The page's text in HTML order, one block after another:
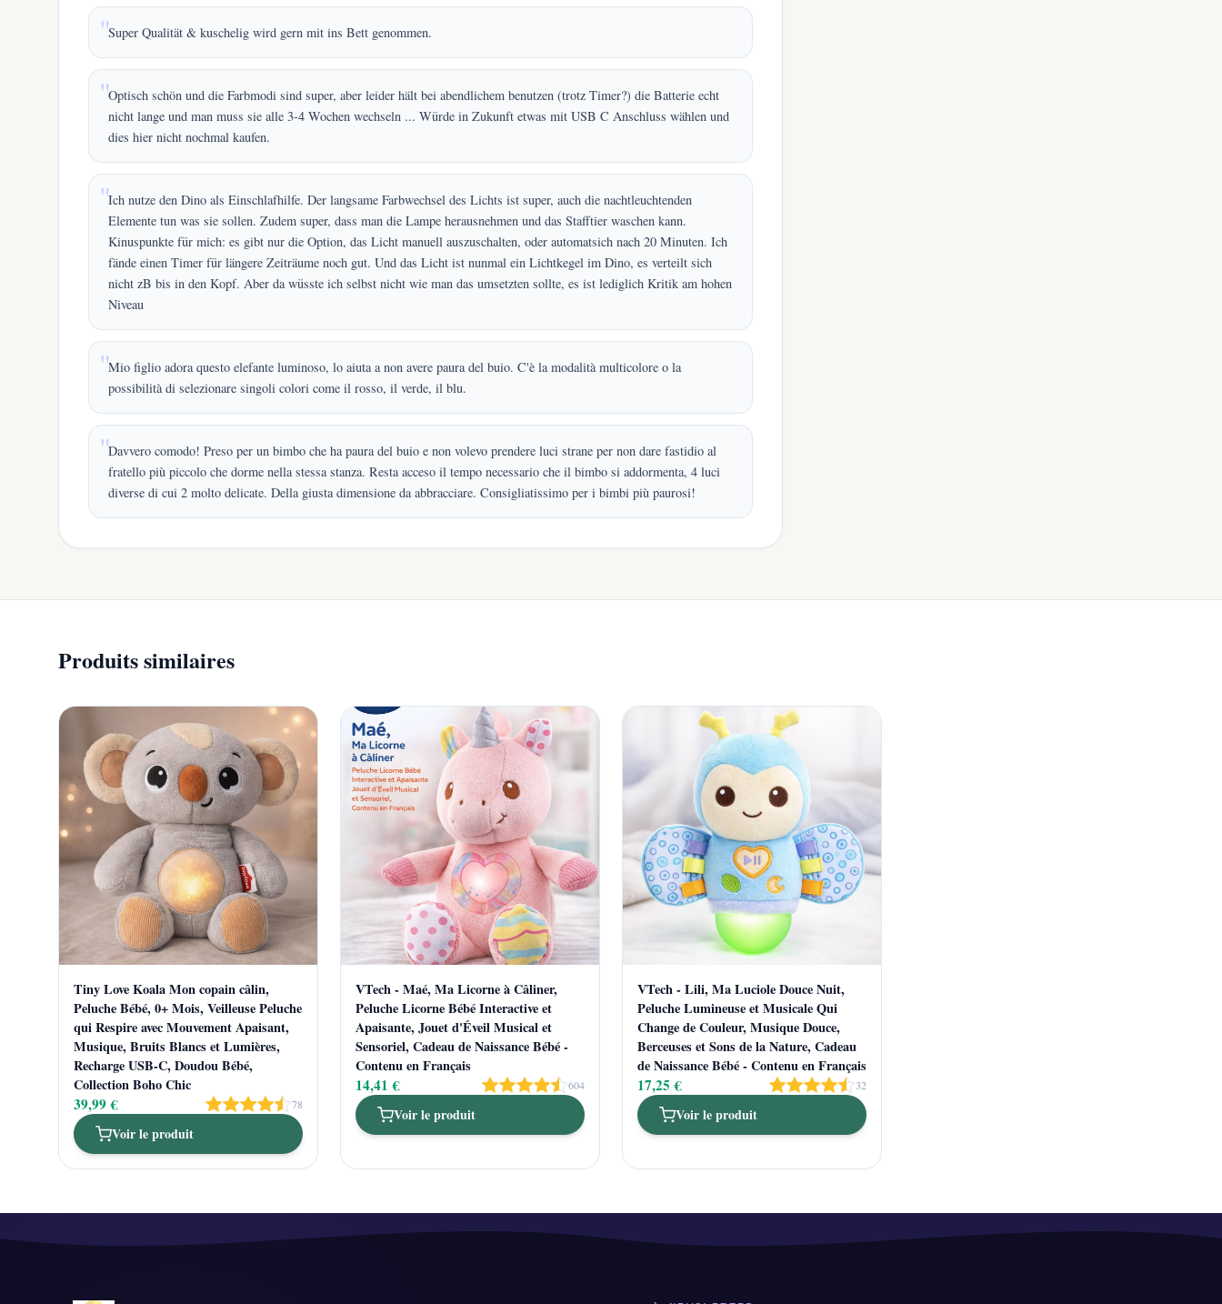
Super Qualität & kuschelig wird gern mit ins Bett genommen.
Optisch schön und die Farbmodi sind super, aber leider hält bei abendlichem benutzen (trotz Timer?) die Batterie echt
nicht lange und man muss sie alle 3-4 Wochen wechseln ... Würde in Zukunft etwas mit USB C Anschluss wählen und
dies hier nicht nochmal kaufen.
Ich nutze den Dino als Einschlafhilfe. Der langsame Farbwechsel des Lichts ist super, auch die nachtleuchtenden
Elemente tun was sie sollen. Zudem super, dass man die Lampe herausnehmen und das Stafftier waschen kann.
Kinuspunkte für mich: es gibt nur die Option, das Licht manuell auszuschalten, oder automatsich nach 20 Minuten. Ich
fände einen Timer für längere Zeiträume noch gut. Und das Licht ist nunmal ein Lichtkegel im Dino, es verteilt sich
nicht zB bis in den Kopf. Aber da wüsste ich selbst nicht wie man das umsetzten sollte, es ist lediglich Kritik am hohen
Niveau
Mio figlio adora questo elefante luminoso, lo aiuta a non avere paura del buio. C'è la modalità multicolore o la
possibilità di selezionare singoli colori come il rosso, il verde, il blu.
Davvero comodo! Preso per un bimbo che ha paura del buio e non volevo prendere luci strane per non dare fastidio al
fratello più piccolo che dorme nella stessa stanza. Resta acceso il tempo necessario che il bimbo si addormenta, 4 luci
diverse di cui 2 molto delicate. Della giusta dimensione da abbracciare. Consigliatissimo per i bimbi più paurosi!
Produits similaires
Tiny Love Koala Mon copain câlin,
Peluche Bébé, 0+ Mois, Veilleuse Peluche
qui Respire avec Mouvement Apaisant,
Musique, Bruits Blancs et Lumières,
Recharge USB-C, Doudou Bébé,
Collection Boho Chic
39,99 € 78
Voir le produit
VTech - Maé, Ma Licorne à Câliner,
Peluche Licorne Bébé Interactive et
Apaisante, Jouet d'Éveil Musical et
Sensoriel, Cadeau de Naissance Bébé -
Contenu en Français
14,41 € 604
Voir le produit
VTech - Lili, Ma Luciole Douce Nuit,
Peluche Lumineuse et Musicale Qui
Change de Couleur, Musique Douce,
Berceuses et Sons de la Nature, Cadeau
de Naissance Bébé - Contenu en Français
17,25 € 32
Voir le produit